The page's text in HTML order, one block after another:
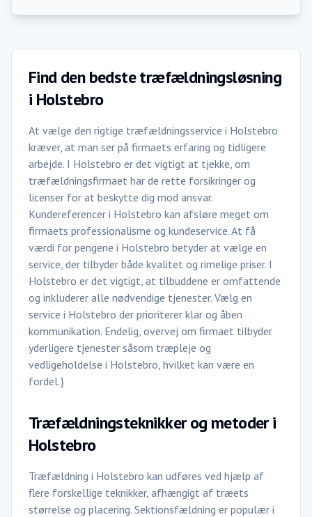
Find den bedste træfældningsløsning
i Holstebro
At vælge den rigtige træfældningsservice i Holstebro
kræver, at man ser på firmaets erfaring og tidligere
arbejde. I Holstebro er det vigtigt at tjekke, om
træfældningsfirmaet har de rette forsikringer og
licenser for at beskytte dig mod ansvar.
Kundereferencer i Holstebro kan afsløre meget om
firmaets professionalisme og kundeservice. At få
værdi for pengene i Holstebro betyder at vælge en
service, der tilbyder både kvalitet og rimelige priser. I
Holstebro er det vigtigt, at tilbuddene er omfattende
og inkluderer alle nødvendige tjenester. Vælg en
service i Holstebro der prioriterer klar og åben
kommunikation. Endelig, overvej om firmaet tilbyder
yderligere tjenester såsom træpleje og
vedligeholdelse i Holstebro, hvilket kan være en
fordel.}
Træfældningsteknikker og metoder i
Holstebro
Træfældning i Holstebro kan udføres ved hjælp af
flere forskellige teknikker, afhængigt af træets
størrelse og placering. Sektionsfældning er populær i